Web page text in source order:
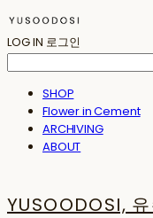
LOG IN 로그인
SHOP
Flower in Cement
ARCHIVING
ABOUT
YUSOODOSI,